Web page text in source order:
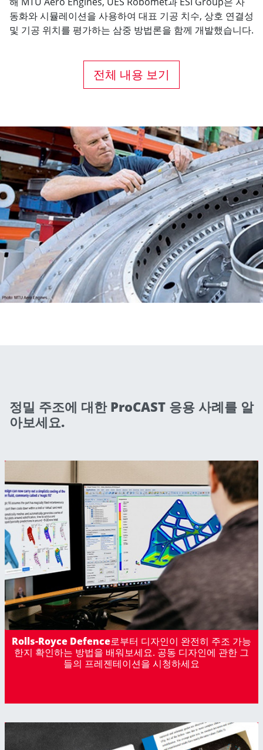
동화와 시뮬레이션을 사용하여 대표 기공 치수, 상호 연결성
및 기공 위치를 평가하는 삼중 방법론을 함께 개발했습니다.
전체 내용 보기
정밀 주조에 대한 ProCAST 응용 사례를 알
아보세요.
Rolls-Royce Defence로부터 디자인이 완전히 주조 가능
한지 확인하는 방법을 배워보세요. 공동 디자인에 관한 그
들의 프레젠테이션을 시청하세요